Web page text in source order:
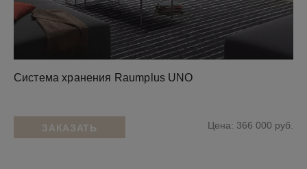
Система хранения Raumplus UNO
ЗАКАЗАТЬ Цена: 366 000 руб.